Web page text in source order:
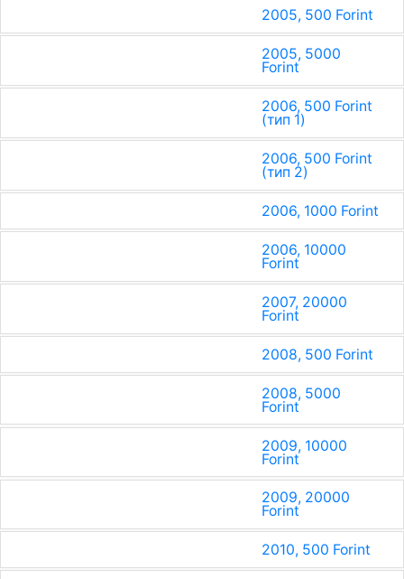
2005, 500 Forint
2005, 5000
Forint
2006, 500 Forint
(тип 1)
2006, 500 Forint
(тип 2)
2006, 1000 Forint
2006, 10000
Forint
2007, 20000
Forint
2008, 500 Forint
2008, 5000
Forint
2009, 10000
Forint
2009, 20000
Forint
2010, 500 Forint